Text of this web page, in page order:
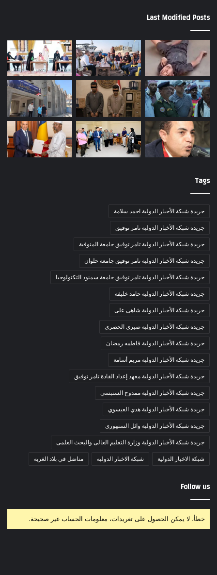
Last Modified Posts
Tags
جريدة شبكة الأخبار الدولية احمد سلامة
جريدة شبكة الأخبار الدولية تامر توفيق
جريدة شبكة الأخبار الدولية تامر توفيق جامعة المنوفية
جريدة شبكة الأخبار الدولية تامر توفيق جامعة حلوان
جريدة شبكة الأخبار الدولية تامر توفيق جامعة سمنود التكنولوجيا
جريدة شبكة الأخبار الدولية حامد خليفة
جريدة شبكة الأخبار الدولية شاهى على
جريدة شبكة الأخبار الدولية صبري الحصري
جريدة شبكة الأخبار الدولية فاطمه رمضان
جريدة شبكة الأخبار الدولية مريم أسامة
جريدة شبكة الأخبار الدولية معهد إعداد القادة تامر توفيق
جريدة شبكة الأخبار الدولية ممدوح السنبسي
جريدة شبكة الأخبار الدولية هدي العيسوي
جريدة شبكة الأخبار الدولية وائل السنهورى
جريدة شبكة الأخبار الدولية وزارة التعليم العالى والبحث العلمى
شبكة الاخبار الدولية شبكة الاخبار الدوليه مناضل في بلاد الغربه
Follow us
خطأ، لا يمكن الحصول على تغريدات، معلومات الحساب غير صحيحة.